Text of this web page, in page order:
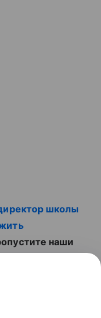
школы
наши